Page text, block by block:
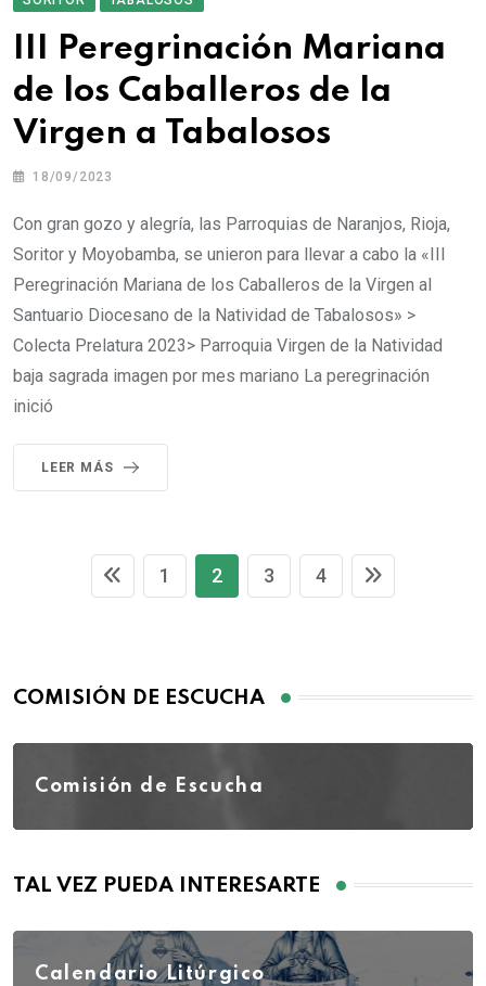
III Peregrinación Mariana
de los Caballeros de la
Virgen a Tabalosos
18/09/2023
Con gran gozo y alegría, las Parroquias de Naranjos, Rioja,
Soritor y Moyobamba, se unieron para llevar a cabo la «III
Peregrinación Mariana de los Caballeros de la Virgen al
Santuario Diocesano de la Natividad de Tabalosos» >
Colecta Prelatura 2023> Parroquia Virgen de la Natividad
baja sagrada imagen por mes mariano La peregrinación
inició
LEER MÁS
1 2 3 4
COMISIÓN DE ESCUCHA
Comisión de Escucha
TAL VEZ PUEDA INTERESARTE
Calendario Litúrgico